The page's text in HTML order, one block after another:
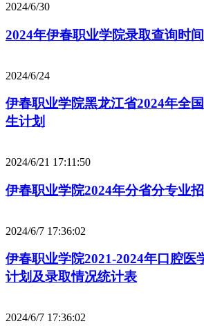
2024/6/30
2024年伊春职业学院录取查询时
2024/6/24
伊春职业学院黑龙江省2024年全
生计划
2024/6/21 17:11:50
伊春职业学院2024年分省分专业
2024/6/7 17:36:02
伊春职业学院2021-2024年口腔医
计划及录取情况统计表
2024/6/7 17:36:02